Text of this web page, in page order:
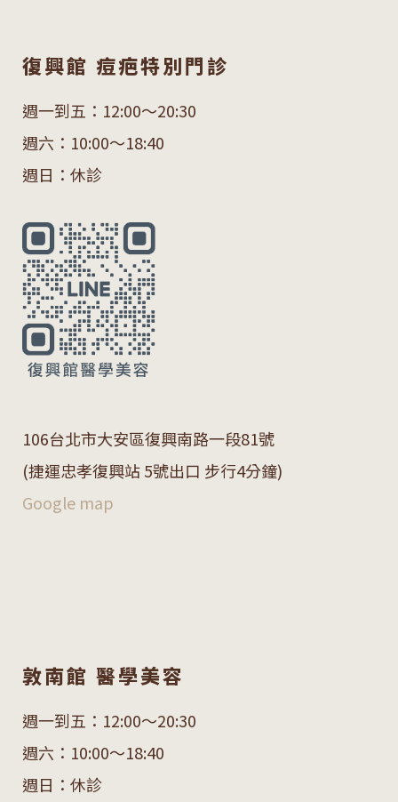
復興館 痘疤特別門診
週一到五：12:00～20:30
週六：10:00～18:40
週日：休診
106台北市大安區復興南路一段81號
(捷運忠孝復興站 5號出口 步行4分鐘)
Google map
敦南館 醫學美容
週一到五：12:00～20:30
週六：10:00～18:40
週日：休診